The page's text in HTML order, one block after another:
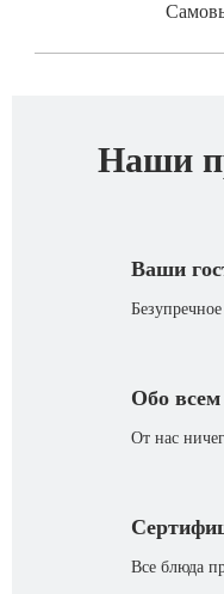
Наши
Ваши
Обо
От нас
Все блюда